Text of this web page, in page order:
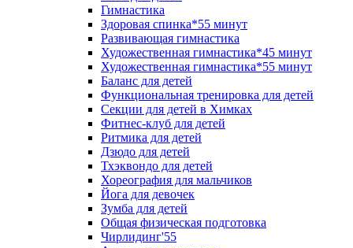
Гимнастика
Здоровая спинка*55 минут
Развивающая гимнастика
Художественная гимнастика*45 минут
Художественная гимнастика*55 минут
Баланс для детей
Функциональная тренировка для детей
Секции для детей в Химках
Фитнес-клуб для детей
Ритмика для детей
Дзюдо для детей
Тхэквондо для детей
Хореография для мальчиков
Йога для девочек
Зумба для детей
Общая физическая подготовка
Чирлидинг'55